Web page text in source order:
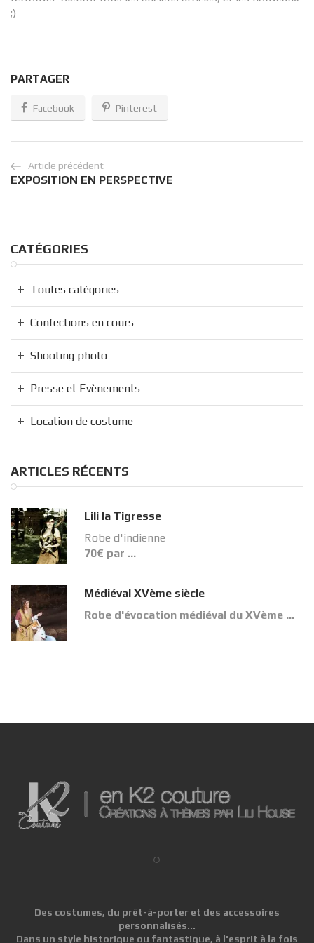
;)
PARTAGER
Facebook Pinterest
Article précédent
EXPOSITION EN PERSPECTIVE
CATÉGORIES
Toutes catégories
Confections en cours
Shooting photo
Presse et Evènements
Location de costume
ARTICLES RÉCENTS
Lili la Tigresse
Robe d'indienne
70€ par …
Médiéval XVème siècle
Robe d'évocation médiéval du XVème …
Des costumes, du prêt-à-porter et des accessoires
personnalisés...
Dans un style historique ou fantastique, à l'esprit à la fois